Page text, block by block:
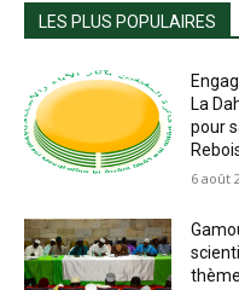
LES PLUS POPULAIRES
La
pour
6 août